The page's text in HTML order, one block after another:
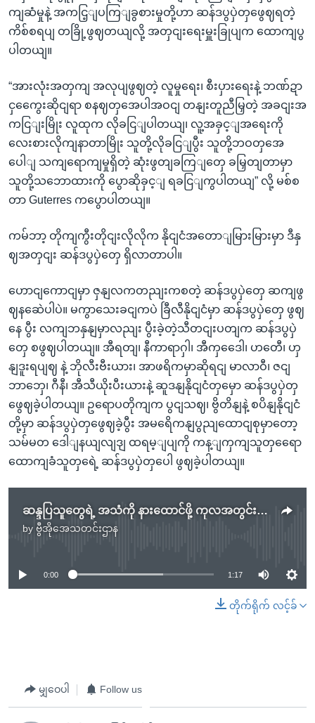
ကျဆံမှုနဲ့ အကငြ့ျပကြျခွစားမှုတို့ဟာ ဆန်ဒပွပှဲတှဖွေဈရတဲ့
ကိစ်စရပျ တခြို့ဖွဈတယျလို့ အတှငျးရေးမှူးခြုပျက ထောကျပွ
ပါတယျ။
“အားလုံးအတှကျ အလုပျဖွဈတဲ့ လူမှုရေး၊ စီးပှားရေးနဲ့ ဘဏ်ဍာ
ငှကွေေးဆိုငျရာ စနဈတှအေပါအဝငျ တနျးတူညီမြှတဲ့ အခငျးအ
ကငြျးမြိုး လူထုက လိုခငြျပါတယျ၊ လူ့အခှင့ျအရေးကို
လေးစားလိုကျနာတာမြိုး သူတို့လိုခငြျပွီး သူတို့ဘဝတှအေ
ပေါျ သကျရောကျမှုရှိတဲ့ ဆုံးဖွတျခကြျတှေ ခမြှတျတာမှာ
သူတို့သဘောထားကို ပွောဆိုခှင့ျ ရခငြျကွပါတယျ” လို့ မစ်စ
တာ Guterres ကပွောပါတယျ။
ကမ်ဘာ့ တိုကျကွီးတိုငျးလိုလိုက နိုငျငံအတောျမြားမြားမှာ ဒီနှ
ဈအတှငျး ဆန်ဒပွပှဲတှေ ရှိလာတာပါ။
ဟောငျကောငျမှာ ဇှနျလကတညျးကစတဲ့ ဆန်ဒပွပှဲတှေ ဆကျဖွ
ဈနဆေဲပါပဲ။ မကွာသေးခငျကပဲ ခြီလီနိုငျငံမှာ ဆန်ဒပွပှဲတှေ ဖွဈ
နေ ပွီး လကျဘနှနျမှာလညျး ပွီးခဲ့တဲ့သီတငျးပတျက ဆန်ဒပွပှဲ
တှေ စဖွဈပါတယျ။ အီရတျ၊ နီကာရာဂှါ၊ အီကှဒေေါ၊ ဟတေီ၊ ဟှ
နျဒူးရပျဈ နဲ့ ဘိုလီးဗီးယား၊ အာဖရိကမှာဆိုရငျ မာလာဝီ၊ ဇငျ
ဘာဘှေ၊ ဂီနီ၊ အီသီယိုးပီးယားနဲ့ ဆူဒနျနိုငျငံတှမှော ဆန်ဒပွပှဲတှ
ဖွေဈခဲ့ပါတယျ။ ဥရောပတိုကျက ပွငျသဈ၊ ဗွိတိနျနဲ့ စပိနျနိုငျငံ
တို့မှာ ဆန်ဒပွပှဲတှဖွေဈခဲ့ပွီး အမရေိကနျပွညျထောငျစုမှာတော့
သမ်မတ ဒေါျနယျလျဒျ ထရမ့ျပျကို ကန့ျကှကျသူတှရေော
ထောကျခံသူတှရေဲ့ ဆန်ဒပွပှဲတှပေါ ဖွဈခဲ့ပါတယျ။
ဆန္ဒပြသူတွေရဲ့ အသံကို နားထောင်ဖို့ ကုလအတွင်းရေးမှူးချုပ် တိုက်တွန်း
by ဗွီအိုအေသတင်းဌာန
No media source currently available
0:00 1:17
တိုက်ရိုက် လင့်ခ်
မျှဝေပါ Follow us